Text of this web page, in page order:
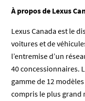
À propos de Lexus
Lexus Canada est le
voitures et de
l’entremise d’un
40 concessionnaires.
gamme de 12
compris le plus grand